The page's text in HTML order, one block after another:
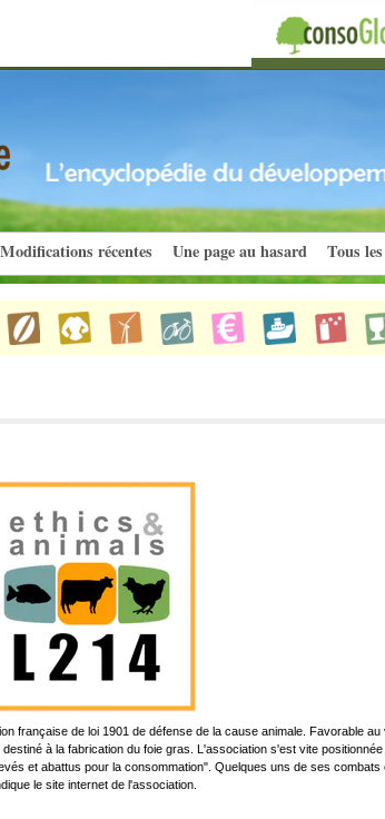
Modifications récentes Une page au hasard Tous
française de loi 1901 de défense de la cause animale. Favorable
à la fabrication du foie gras. L'association s'est vite
et abattus pour la consommation". Quelques uns de ses
le site internet de l'association.